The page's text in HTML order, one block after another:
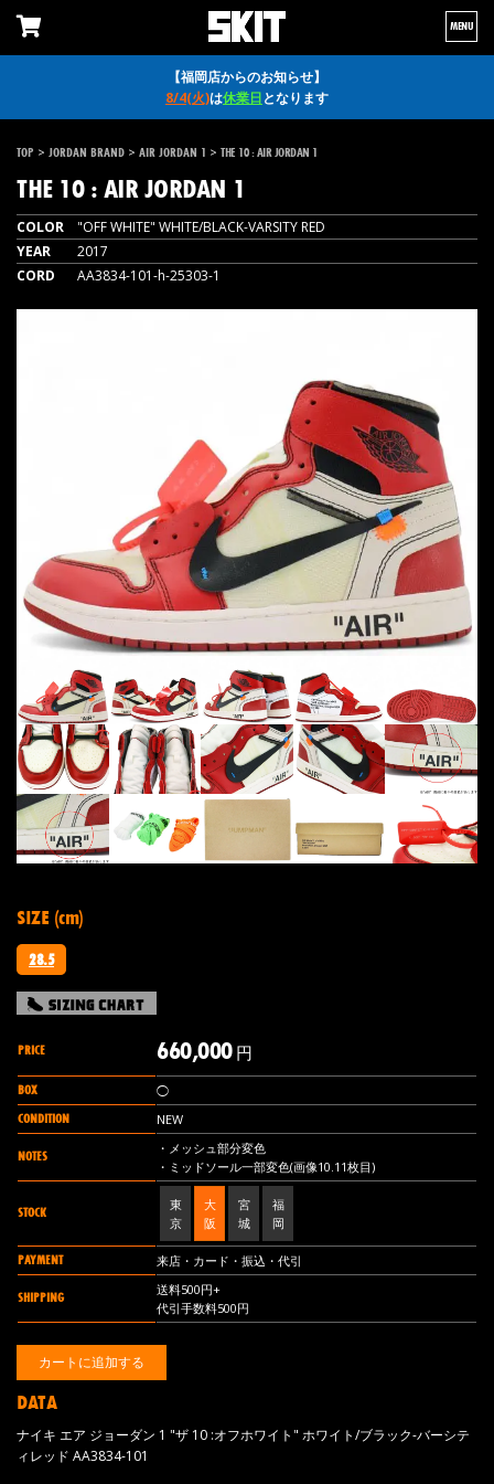
【福岡店からのお知らせ】
8/4(火)は休業日となります
MENU
TOP > JORDAN BRAND > AIR JORDAN 1 > THE 10 : AIR JORDAN 1
THE 10 : AIR JORDAN 1
COLOR
"OFF WHITE" WHITE/BLACK-VARSITY RED
YEAR
2017
CORD
AA3834-101-h-25303-1
SIZE (cm)
28.5
PRICE 660,000円
BOX ◯
CONDITION NEW
NOTES
・メッシュ部分変色
・ミッドソール一部変色(画像10.11枚目)
STOCK
東
京
大
阪
宮
城
福
岡
PAYMENT 来店・カード・振込・代引
SHIPPING
送料500円+
代引手数料500円
DATA
ナイキ エア ジョーダン 1 "ザ 10 :オフホワイト" ホワイト/ブラック-バーシテ
ィレッド AA3834-101